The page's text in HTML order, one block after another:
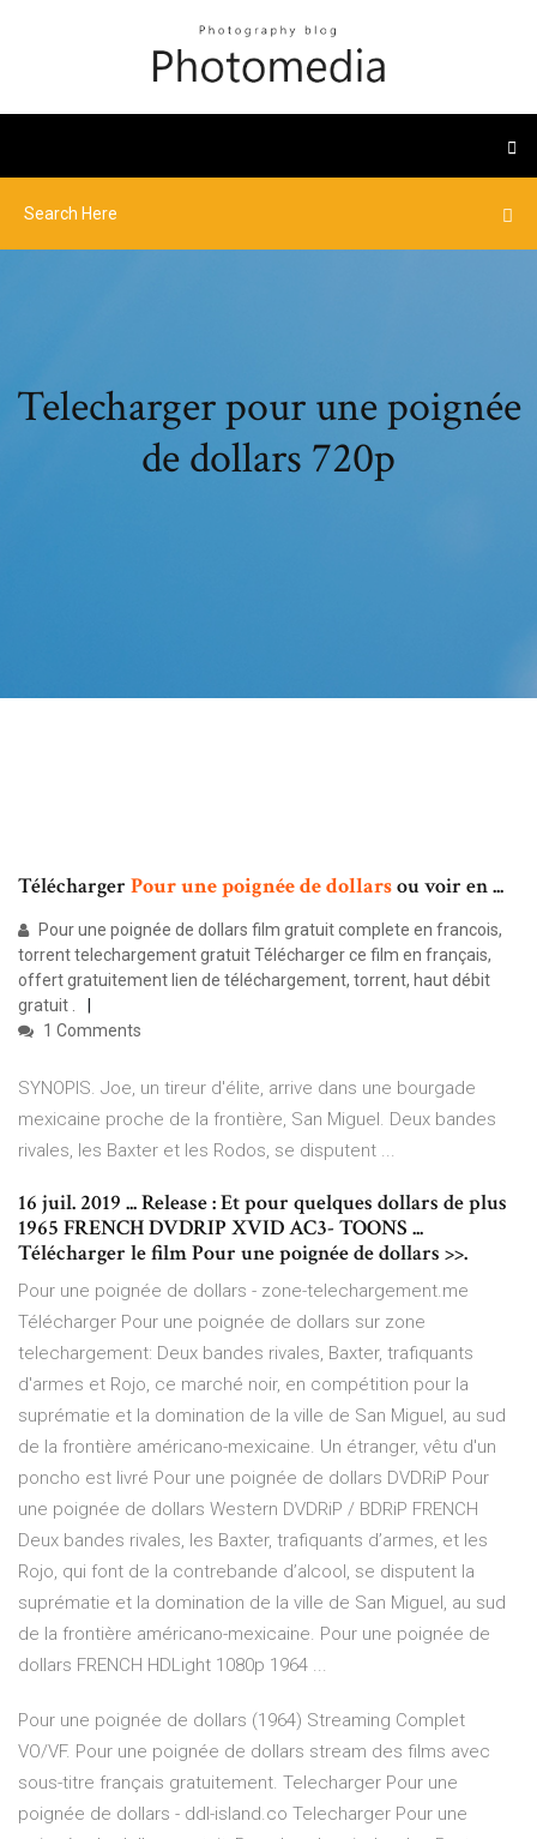
Telecharger pour une poignée
de dollars 720p
Télécharger Pourunepoignéededollarsou voir en ...
Pour une poignée de dollars film gratuit complete en francois,
torrent telechargement gratuit Télécharger ce film en français,
offert gratuitement lien de téléchargement, torrent, haut débit
gratuit .
1 Comments
SYNOPIS. Joe, un tireur d'élite, arrive dans une bourgade
mexicaine proche de la frontière, San Miguel. Deux bandes
rivales, les Baxter et les Rodos, se disputent ...
16 juil. 2019 ... Release : Et pour quelques dollars de plus
1965 FRENCH DVDRIP XVID AC3- TOONS ...
Télécharger le film Pour une poignée de dollars >>.
Pour une poignée de dollars - zone-telechargement.me
Télécharger Pour une poignée de dollars sur zone
telechargement: Deux bandes rivales, Baxter, trafiquants
d'armes et Rojo, ce marché noir, en compétition pour la
suprématie et la domination de la ville de San Miguel, au sud
de la frontière américano-mexicaine. Un étranger, vêtu d'un
poncho est livré Pour une poignée de dollars DVDRiP Pour
une poignée de dollars Western DVDRiP / BDRiP FRENCH
Deux bandes rivales, les Baxter, trafiquants d’armes, et les
Rojo, qui font de la contrebande d’alcool, se disputent la
suprématie et la domination de la ville de San Miguel, au sud
de la frontière américano-mexicaine. Pour une poignée de
dollars FRENCH HDLight 1080p 1964 ...
Pour une poignée de dollars (1964) Streaming Complet
VO/VF. Pour une poignée de dollars stream des films avec
sous-titre français gratuitement. Telecharger Pour une
poignée de dollars - ddl-island.co Telecharger Pour une